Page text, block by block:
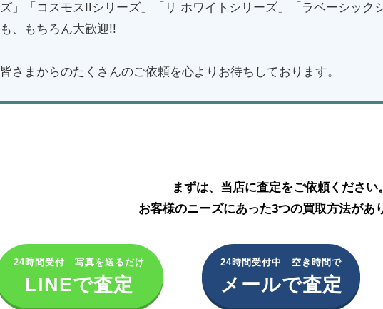
ズ」「コスモスIIシリーズ」「リ ホワイトシリーズ」「ラベーシック
も、もちろん大歓迎!!
皆さまからのたくさんのご依頼を心よりお待ちしております。
まずは、当店に査定をご依頼ください。
お客様のニーズにあった3つの買取方法があ
24時間受付 写真を送るだけ
LINEで査定
24時間受付中 空き時間で
メールで査定